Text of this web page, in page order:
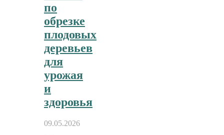
по
обрезке
плодовых
деревьев
для
урожая
и
здоровья
09.05.2026